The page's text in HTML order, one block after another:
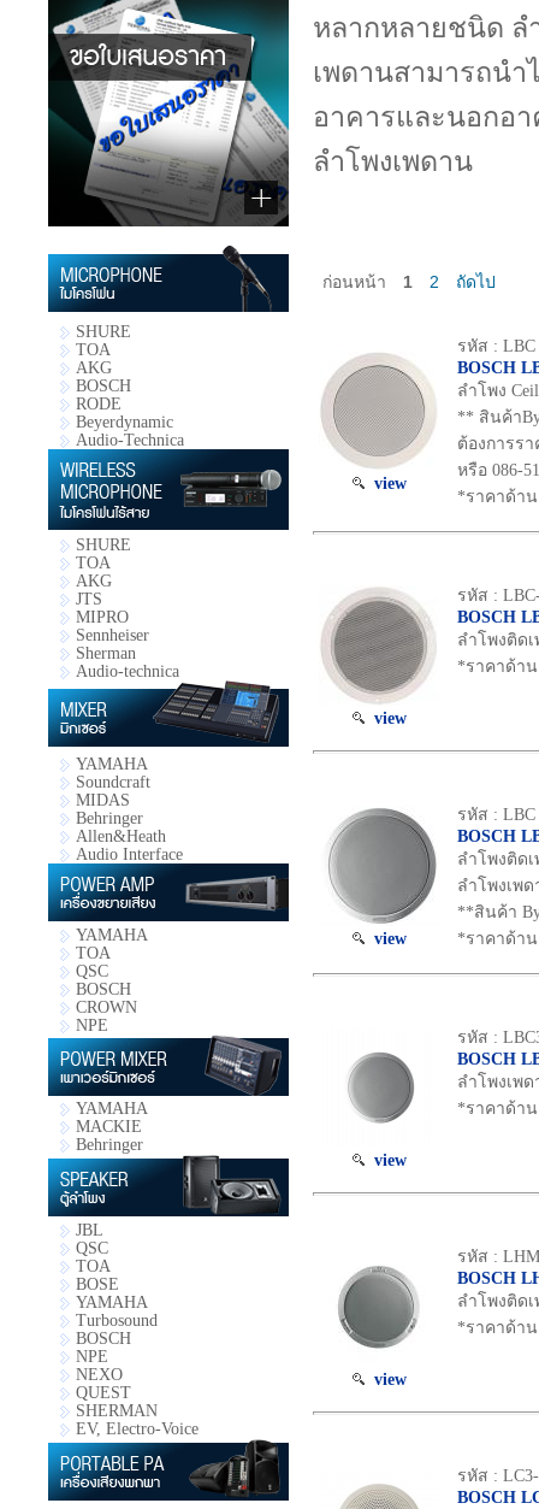
SHURE
TOA
AKG
BOSCH
RODE
Beyerdynamic
Audio-Technica
SHURE
TOA
AKG
JTS
MIPRO
Sennheiser
Sherman
Audio-technica
YAMAHA
Soundcraft
MIDAS
Behringer
Allen&Heath
Audio Interface
YAMAHA
TOA
QSC
BOSCH
CROWN
NPE
YAMAHA
MACKIE
Behringer
JBL
QSC
TOA
BOSE
YAMAHA
Turbosound
BOSCH
NPE
NEXO
QUEST
SHERMAN
EV, Electro-Voice
หลากหลายชนิด ล
เพดานสามารถนำ
อาคารและนอกอ
ลำโพงเพดาน
ก่อนหน้า 1 2 ถัดไป
view
รหัส : LBC
BOSCH
ลำโพง
** สินค้า
ต้องการร
หรือ 086-
*ราคาด้า
view
รหัส :
BOSCH
ลำโพงติดเ
*ราคาด้า
view
รหัส : LBC
BOSCH
ลำโพงติดเ
ลำโพงเพ
**สินค้า
*ราคาด้า
view
รหัส :
BOSCH
ลําโพงเพ
*ราคาด้า
view
รหัส :
BOSCH
ลำโพงติดเ
*ราคาด้า
รหัส :
BOSCH